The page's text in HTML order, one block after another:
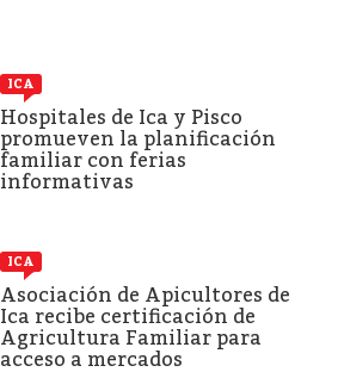
ICA
Hospitales de Ica y Pisco
promueven la planificación
familiar con ferias
informativas
ICA
Asociación de Apicultores de
Ica recibe certificación de
Agricultura Familiar para
acceso a mercados